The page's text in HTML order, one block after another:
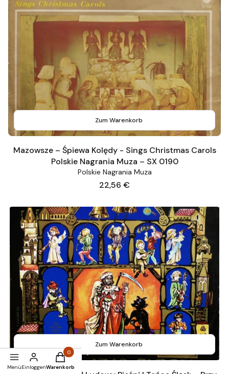
Zum Warenkorb
Mazowsze – Śpiewa Kolędy - Sings Christmas Carols
Polskie Nagrania Muza – SX 0190
Polskie Nagrania Muza
Preis
22,56 €
Zum Warenkorb
MenüEinloggen
Produkte im Warenkorb: 0. Details anzeigen
Warenkorb